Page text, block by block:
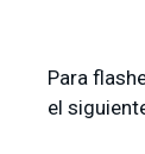
Para
el